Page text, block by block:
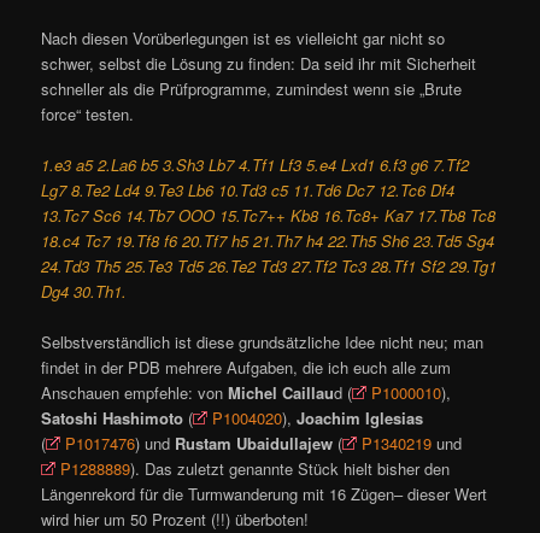
Nach diesen Vorüberlegungen ist es vielleicht gar nicht so
schwer, selbst die Lösung zu finden: Da seid ihr mit Sicherheit
schneller als die Prüfprogramme, zumindest wenn sie „Brute
force“ testen.
1.e3 a5 2.La6 b5 3.Sh3 Lb7 4.Tf1 Lf3 5.e4 Lxd1 6.f3 g6 7.Tf2
Lg7 8.Te2 Ld4 9.Te3 Lb6 10.Td3 c5 11.Td6 Dc7 12.Tc6 Df4
13.Tc7 Sc6 14.Tb7 OOO 15.Tc7++ Kb8 16.Tc8+ Ka7 17.Tb8 Tc8
18.c4 Tc7 19.Tf8 f6 20.Tf7 h5 21.Th7 h4 22.Th5 Sh6 23.Td5 Sg4
24.Td3 Th5 25.Te3 Td5 26.Te2 Td3 27.Tf2 Tc3 28.Tf1 Sf2 29.Tg1
Dg4 30.Th1.
Selbstverständlich ist diese grundsätzliche Idee nicht neu; man
findet in der PDB mehrere Aufgaben, die ich euch alle zum
Anschauen empfehle: vonMichel Caillaud ( P1000010),
Satoshi Hashimoto ( P1004020),Joachim Iglesias
(
P1017476) und Rustam Ubaidullajew ( P1340219 und
P1288889). Das zuletzt genannte Stück hielt bisher den
Längenrekord für die Turmwanderung mit 16 Zügen– dieser Wert
wird hier um 50 Prozent (!!) überboten!